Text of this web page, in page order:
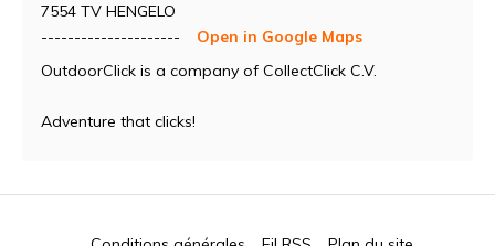
7554 TV HENGELO
---------------------
Open in Google Maps
OutdoorClick is a company of CollectClick C.V.
Adventure that clicks!